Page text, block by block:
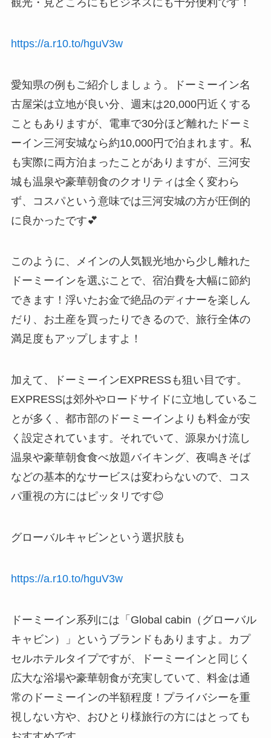
https://a.r10.to/hguV3w
愛知県の例もご紹介しましょう。ドーミーイン名
古屋栄は立地が良い分、週末は20,000円近くする
こともありますが、電車で30分ほど離れたドーミ
ーイン三河安城なら約10,000円で泊まれます。私
も実際に両方泊まったことがありますが、三河安
城も温泉や豪華朝食のクオリティは全く変わら
ず、コスパという意味では三河安城の方が圧倒的
に良かったです💕
このように、メインの人気観光地から少し離れた
ドーミーインを選ぶことで、宿泊費を大幅に節約
できます！浮いたお金で絶品のディナーを楽しん
だり、お土産を買ったりできるので、旅行全体の
満足度もアップしますよ！
加えて、ドーミーインEXPRESSも狙い目です。
EXPRESSは郊外やロードサイドに立地しているこ
とが多く、都市部のドーミーインよりも料金が安
く設定されています。それでいて、源泉かけ流し
温泉や豪華朝食食べ放題バイキング、夜鳴きそば
などの基本的なサービスは変わらないので、コス
パ重視の方にはピッタリです😊
グローバルキャビンという選択肢も
https://a.r10.to/hguV3w
ドーミーイン系列には「Global cabin（グローバル
キャビン）」というブランドもありますよ。カプ
セルホテルタイプですが、ドーミーインと同じく
広大な浴場や豪華朝食が充実していて、料金は通
常のドーミーインの半額程度！プライバシーを重
視しない方や、おひとり様旅行の方にはとっても